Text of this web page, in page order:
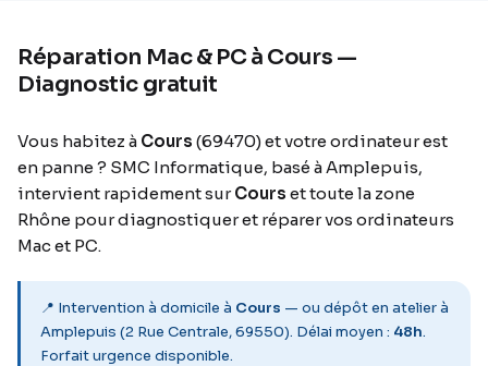
Réparation Mac & PC à Cours —
Diagnostic gratuit
Vous habitez à Cours (69470) et votre ordinateur est
en panne ? SMC Informatique, basé à Amplepuis,
intervient rapidement surCours et toute la zone
Rhône pour diagnostiquer et réparer vos ordinateurs
Mac et PC.
📍 Intervention à domicile à Cours — ou dépôt en atelier à
Amplepuis (2 Rue Centrale, 69550). Délai moyen : 48h.
Forfait urgence disponible.